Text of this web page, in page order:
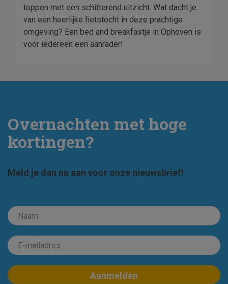
toppen met een schitterend uitzicht. Wat dacht je
van een heerlijke fietstocht in deze prachtige
omgeving? Een bed and breakfastje in Ophoven is
voor iedereen een aanrader!
Overnachten met hoge
kortingen?
Meld je dan nu aan voor onze nieuwsbrief!